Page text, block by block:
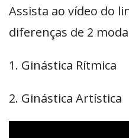
Assista ao vídeo do
diferenças de 2
1. Ginástica Rítmica
2. Ginástica Artística